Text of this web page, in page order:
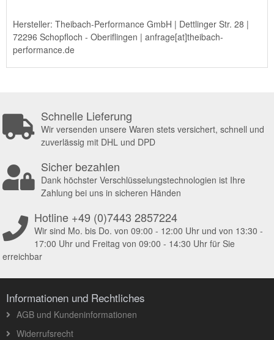
Hersteller: Theibach-Performance GmbH | Dettlinger Str. 28 |
72296 Schopfloch - Oberiflingen | anfrage[at]theibach-
performance.de
Schnelle Lieferung
Wir versenden unsere Waren stets versichert, schnell und
zuverlässig mit DHL und DPD
Sicher bezahlen
Dank höchster Verschlüsselungstechnologien ist Ihre
Zahlung bei uns in sicheren Händen
Hotline +49 (0)7443 2857224
Wir sind Mo. bis Do. von 09:00 - 12:00 Uhr und von 13:30 -
17:00 Uhr und Freitag von 09:00 - 14:30 Uhr für Sie
erreichbar
Informationen und Rechtliches
AGB und Kundeninformationen
Widerrufsrecht